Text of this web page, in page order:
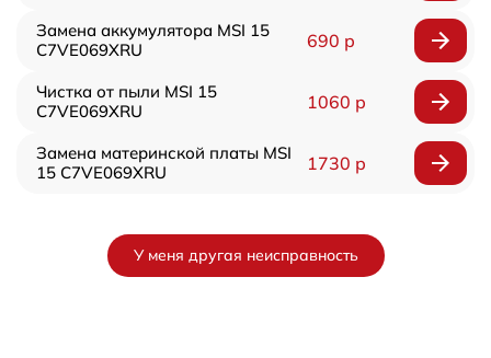
Замена аккумулятора MSI 15
C7VE069XRU
690 р
Чистка от пыли MSI 15
C7VE069XRU
1060 р
Замена материнской платы MSI
15 C7VE069XRU
1730 р
У меня другая неисправность